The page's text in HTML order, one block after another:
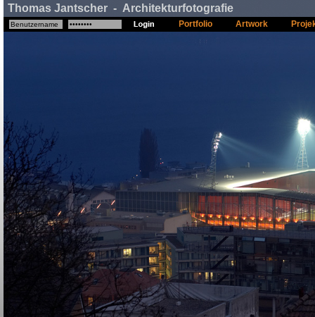
Thomas Jantscher - Architekturfotografie
Portfolio Artwork